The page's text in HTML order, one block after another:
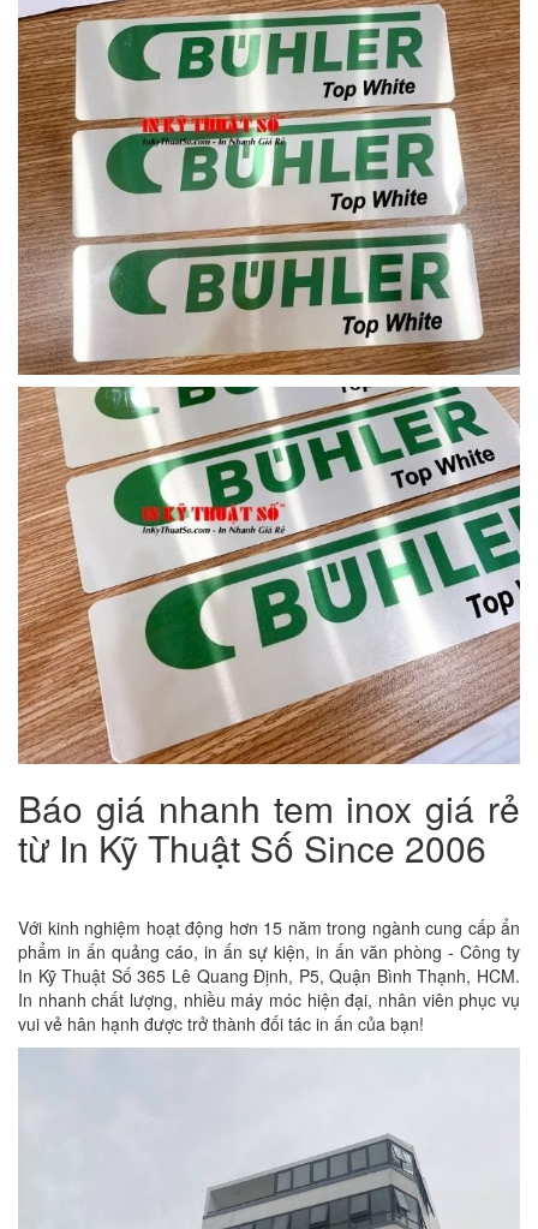
Báo giá nhanh tem inox giá rẻ
từ In Kỹ Thuật Số Since 2006
Với kinh nghiệm hoạt động hơn 15 năm trong ngành cung cấp ẩn
phẩm in ấn quảng cáo, in ấn sự kiện, in ấn văn phòng - Công ty
In Kỹ Thuật Số 365 Lê Quang Định, P5, Quận Bình Thạnh, HCM.
In nhanh chất lượng, nhiều máy móc hiện đại, nhân viên phục vụ
vui vẻ hân hạnh được trở thành đối tác in ấn của bạn!